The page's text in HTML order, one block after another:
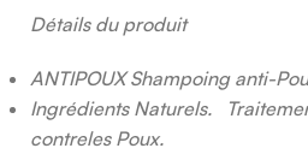
Détails du produit
ANTIPOUX Shampoing anti-
Ingrédients Naturels.
contreles Poux.